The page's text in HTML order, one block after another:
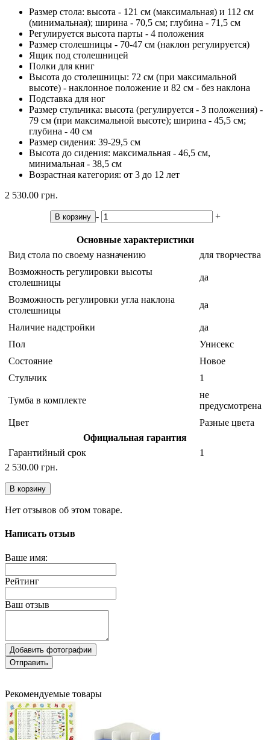
Размер стола: высота - 121 см (максимальная) и 112 см
(минимальная); ширина - 70,5 см; глубина - 71,5 см
Регулируется высота парты - 4 положения
Размер столешницы - 70-47 см (наклон регулируется)
Ящик под столешницей
Полки для книг
Высота до столешницы: 72 см (при максимальной
высоте) - наклонное положение и 82 см - без наклона
Подставка для ног
Размер стульчика: высота (регулируется - 3 положения) -
79 см (при максимальной высоте); ширина - 45,5 см;
глубина - 40 см
Размер сидения: 39-29,5 см
Высота до сидения: максимальная - 46,5 см,
минимальная - 38,5 см
Возрастная категория: от 3 до 12 лет
2 530.00 грн.
В корзину - +
Основные характеристики
Вид стола по своему назначению
для творчества
Возможность регулировки высоты
столешницы
да
Возможность регулировки угла наклона
столешницы
да
Наличие надстройки
да
Пол
Унисекс
Состояние
Новое
Стульчик
1
Тумба в комплекте
не
предусмотрена
Цвет
Разные цвета
Официальная гарантия
Гарантийный срок
1
2 530.00 грн.
В корзину
Нет отзывов об этом товаре.
Написать отзыв
Ваше имя:
Рейтинг
Ваш отзыв
Добавить фотографии
Отправить
Рекомендуемые товары